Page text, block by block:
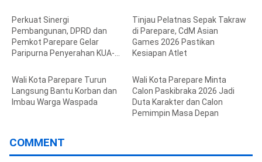
Perkuat Sinergi
Pembangunan, DPRD dan
Pemkot Parepare Gelar
Paripurna Penyerahan KUA-
Tinjau Pelatnas Sepak Takraw
di Parepare, CdM Asian
Games 2026 Pastikan
Kesiapan Atlet
Wali Kota Parepare Turun
Langsung Bantu Korban dan
Imbau Warga Waspada
Wali Kota Parepare Minta
Calon Paskibraka 2026 Jadi
Duta Karakter dan Calon
Pemimpin Masa Depan
COMMENT